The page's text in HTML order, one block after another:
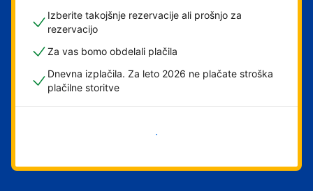
Izberite takojšnje rezervacije ali prošnjo za
rezervacijo
Za vas bomo obdelali plačila
Dnevna izplačila. Za leto 2026 ne plačate stroška
plačilne storitve